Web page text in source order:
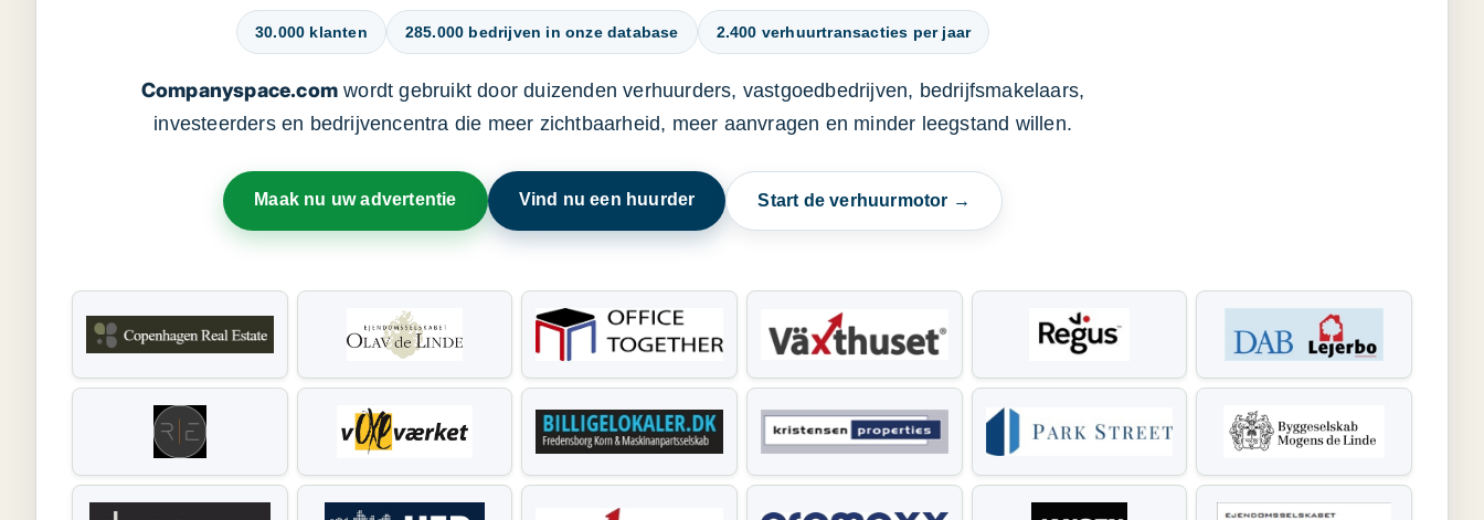
30.000 klanten 285.000 bedrijven in onze database 2.400 verhuurtransacties per jaar
Companyspace.com wordt gebruikt door duizenden verhuurders, vastgoedbedrijven, bedrijfsmakelaars,
investeerders en bedrijvencentra die meer zichtbaarheid, meer aanvragen en minder leegstand willen.
Maak nu uw advertentie Vind nu een huurder Start de verhuurmotor →